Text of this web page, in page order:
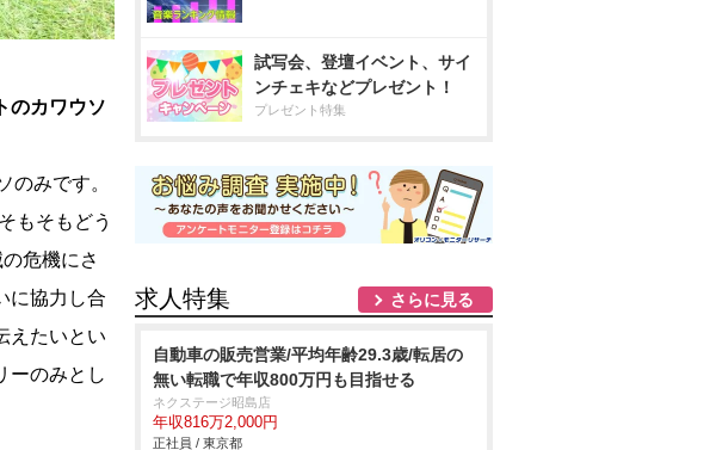
のカワウソ
のみです。
もそもどう
危機にさ
に協力し合
えたいとい
ーのみとし
試写会、登壇イベント、サイ
ンチェキなどプレゼント！
プレゼント特集
求人特集 さらに見る
自動車の販売営業/平均年齢29.3歳/転居の
無い転職で年収800万円も目指せる
ネクステージ昭島店
年収816万2,000円
正社員 / 東京都